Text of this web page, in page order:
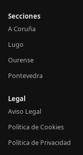
Secciones
A Coruña
Lugo
Ourense
Pontevedra
Legal
Aviso Legal
Política de Cookies
Política de Privacidad